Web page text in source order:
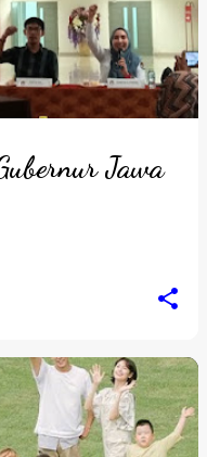
Jawa